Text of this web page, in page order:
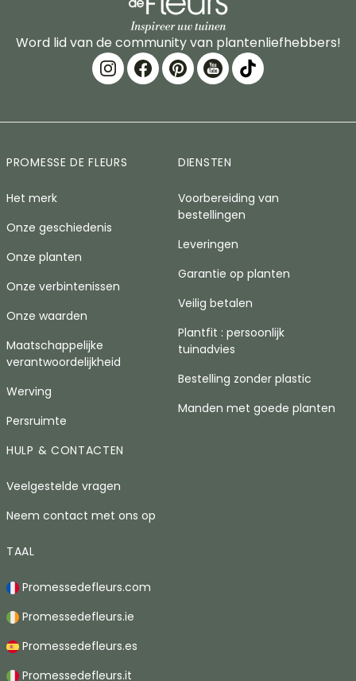
Word lid van de community van plantenliefhebbers!
PROMESSE DE FLEURS
Het merk
Onze geschiedenis
Onze planten
Onze verbintenissen
Onze waarden
Maatschappelijke
verantwoordelijkheid
Werving
Persruimte
DIENSTEN
Voorbereiding van
bestellingen
Leveringen
Garantie op planten
Veilig betalen
Plantfit : persoonlijk
tuinadvies
Bestelling zonder plastic
Manden met goede planten
HULP & CONTACTEN
Veelgestelde vragen
Neem contact met ons op
TAAL
Promessedefleurs.com
Promessedefleurs.ie
Promessedefleurs.es
Promessedefleurs.it